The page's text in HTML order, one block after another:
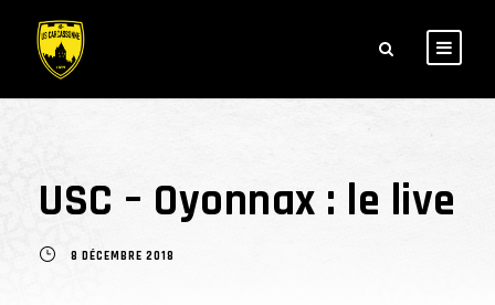
USC – Oyonnax : le live
8 DÉCEMBRE 2018